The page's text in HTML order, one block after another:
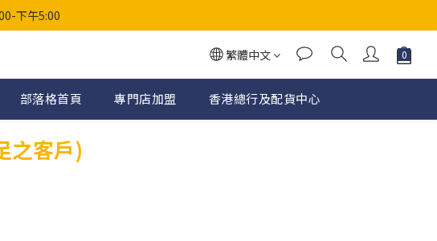
下午5:00
繁體中文
部落格首頁 專門店加盟 香港總行及配貨中心
之客戶)